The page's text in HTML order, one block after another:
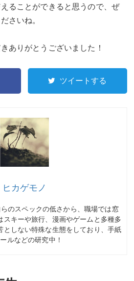
ることができると思うので、ぜ
さいね。
ありがとうございました！
ツイートする
ヒカゲモノ
のスペックの低さから、職場では窓
スキーや旅行、漫画やゲームと多種多
としない特殊な生態をしており、手紙
ルなどの研究中！